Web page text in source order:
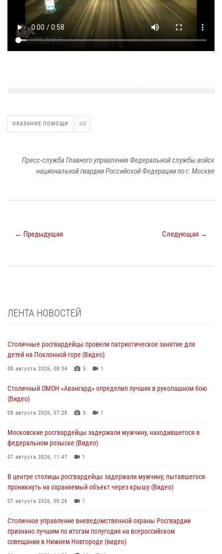
ОКАЗАНИЕ ПОМОЩИ 448
Пресс-служба Главного управления Федеральной службы войск
национальной гвардии Российской Федерации по г. Москве
← Предыдущая Следующая →
ЛЕНТА НОВОСТЕЙ
Столичные росгвардейцы провели патриотическое занятие для
детей на Поклонной горе (Видео)
08 августа 2026, 08:34 5 1
Столичный ОМОН «Авангард» определил лучших в рукопашном бою
(Видео)
08 августа 2026, 07:28 5 1
Московские росгвардейцы задержали мужчину, находившегося в
федеральном розыске (Видео)
07 августа 2026, 11:47 1
В центре столицы росгвардейцы задержали мужчину, пытавшегося
проникнуть на охраняемый объект через крышу (Видео)
07 августа 2026, 09:26 1
Столичное управление вневедомственной охраны Росгвардии
признано лучшим по итогам полугодия на всероссийском
совещании в Нижнем Новгороде (видео)